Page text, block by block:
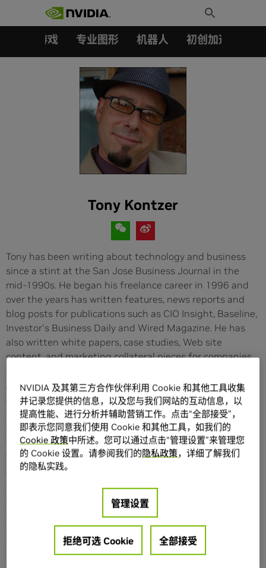
Toggle
Search
游戏 专业图形 机器人 初创加速会员成
Tony Kontzer
Tony has been writing about technology and business
since a stint at the San Jose Business Journal in the
mid-1990s. He began his freelance career in 1996 and
over the years has written features, news reports and
blog posts for publications such as CIO Insight, Baseline,
Investor's Business Daily and Wired Magazine. He has
also written white papers, case studies, Web site
content, and marketing collateral pieces for companies
Associates, Genesys Telecommunications Laboratories
and Oxford Economics. From 2000-2006, he was a senior
editor at InformationWeek, where he covered
technologies such as CRM and storage, as well as IT in
the travel and hospitality industry. A 1988 graduate of
the University of Missouri-Columbia School of
Journalism, Tony spends his spare time scheming about
the future with his wife, playing with his three sons,
tinkering around his home in Albany, Calif., and, when
time allows, playing saxophone and traveling. His
somewhat irregular Twitter posts can be found at
http://twitter.com/tkontzer.
NVIDIA 及其第三方合作伙伴利用 Cookie 和其他工具收集
并记录您提供的信息，以及您与我们网站的互动信息，以
提高性能、进行分析并辅助营销工作。点击“全部接受”，
即表示您同意我们使用 Cookie 和其他工具，如我们的
Cookie 政策中所述。您可以通过点击“管理设置”来管理您
的 Cookie 设置。请参阅我们的隐私政策，详细了解我们
的隐私实践。
管理设置
拒绝可选 Cookie 全部接受